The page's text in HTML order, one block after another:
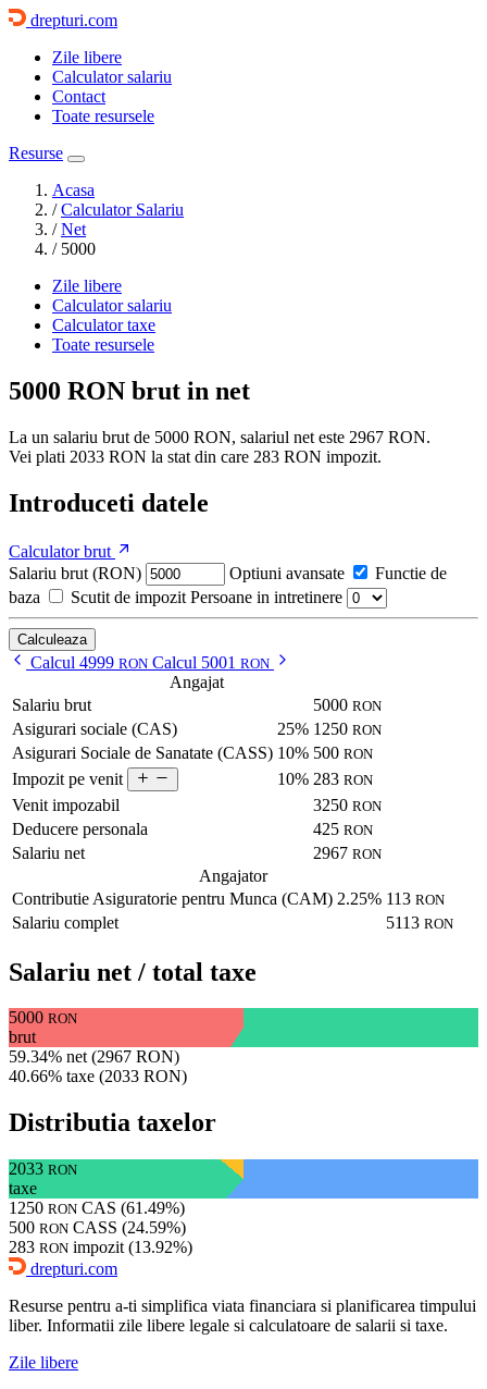
drepturi.com
Zile libere
Calculator salariu
Contact
Toate resursele
Resurse
Acasa
/ Calculator Salariu
/ Net
/ 5000
Zile libere
Calculator salariu
Calculator taxe
Toate resursele
5000 RON brut in net
La un salariu brut de 5000 RON, salariul net este 2967 RON.
Vei plati 2033 RON la stat din care 283 RON impozit.
Introduceti datele
Calculator brut
Salariu brut (RON)
Optiuni avansate
Functie de
baza
Scutit de impozit Persoane in intretinere
Calculeaza
Calcul 4999 RON Calcul 5001 RON
Angajat
Salariu brut
5000 RON
Asigurari sociale (CAS) 25% 1250 RON
Asigurari Sociale de Sanatate (CASS) 10% 500 RON
Impozit pe venit 10% 283 RON
Venit impozabil 3250 RON
Deducere personala 425 RON
Salariu net 2967 RON
Angajator
Contributie Asiguratorie pentru Munca (CAM) 2.25% 113 RON
Salariu complet 5113 RON
Salariu net / total taxe
5000 RON
brut
59.34% net (2967 RON)
40.66% taxe (2033 RON)
Distributia taxelor
2033 RON
taxe
1250 RON CAS (61.49%)
500 RON CASS (24.59%)
283 RON impozit (13.92%)
drepturi.com
Resurse pentru a-ti simplifica viata financiara si planificarea timpului
liber. Informatii zile libere legale si calculatoare de salarii si taxe.
Zile libere